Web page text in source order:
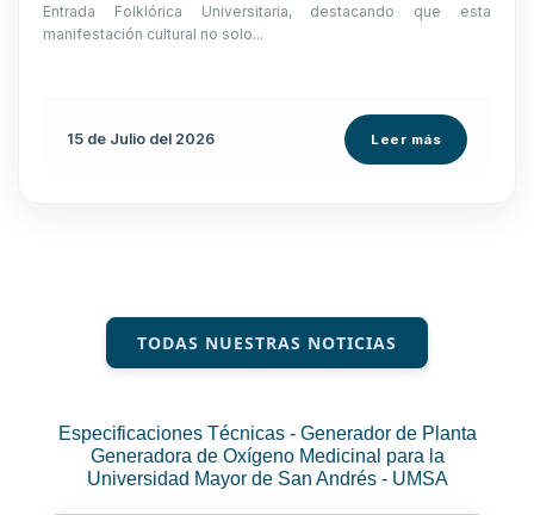
Entrada Folklórica Universitaria, destacando que esta
manifestación cultural no solo...
15 de Julio del 2026 Leer más
TODAS NUESTRAS NOTICIAS
Especificaciones Técnicas - Generador de Planta
Generadora de Oxígeno Medicinal para la
Universidad Mayor de San Andrés - UMSA